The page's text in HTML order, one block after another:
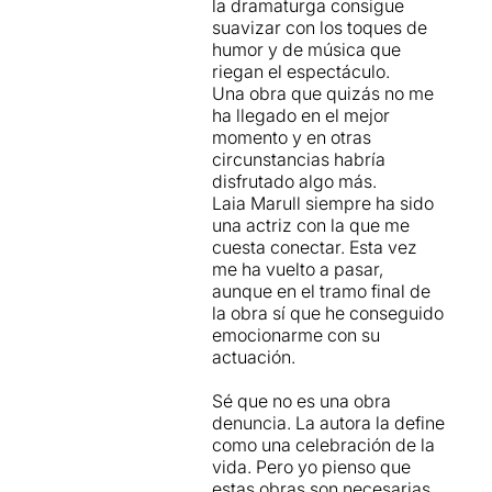
projeccions serveixen a
Szpunberg -autora i
directora- a donar el to que
vol conferir-li a tot el conjunt.
Però res seria igual sense la
potència interpretativa
d'unaLaia Marullpletòrica,
quasi desbordada, que es
carrega a l'esquena aquest
fals monòleg i que es deixa
la pell damunt de l'escenari,
però també en les
gravacions on interpreta a
les altres germanes. Per
cert, les tres germanes es
diuen Olga, Maixa i Irina, en
homenatge claríssim a
l'obra de Thékhov... amb la
que guarda més d'una
coincidència.
un ésser totalment
dependent, és una de les
coses més tristes que m'ha
tocat viure. Desitjar que tot
s'acabés, va ser el més
dolorós que he desitjat a la
vida.
"Arribo al límit de les meves
forces, pare. La teva vida
no és vivible. La meva vida
no és vivible"
-Prou! Què més haurem de
veure? Si us plau, si
realment existeixes,
emporta-te'l. (Al cap de
pocs dies, el meu pare va
morir)
Quin sentit té mantenir en
vida un cos d'algú que ha
perdut totes les facultats
que ens fa humans?
la dramaturga consigue
suavizar con los toques de
humor y de música que
riegan el espectáculo.
Una obra que quizás no me
ha llegado en el mejor
momento y en otras
circunstancias habría
disfrutado algo más.
Laia Marull siempre ha sido
una actriz con la que me
cuesta conectar. Esta vez
me ha vuelto a pasar,
aunque en el tramo final de
la obra sí que he conseguido
emocionarme con su
actuación.
Sé que no es una obra
denuncia. La autora la define
como una celebración de la
vida. Pero yo pienso que